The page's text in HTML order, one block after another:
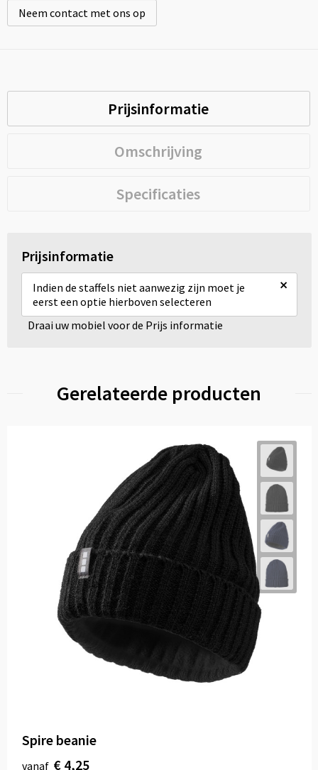
Neem contact met ons op
Prijsinformatie
Omschrijving
Specificaties
Prijsinformatie
Indien de staffels niet aanwezig zijn moet je
eerst een optie hierboven selecteren
×
Draai uw mobiel voor de Prijs informatie
Gerelateerde producten
Spire beanie
vanaf € 4,25